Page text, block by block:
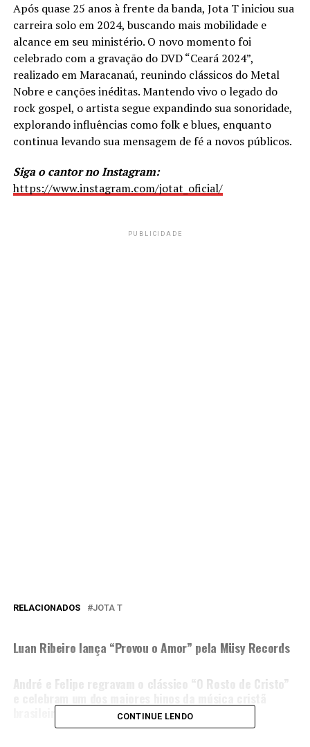
Após quase 25 anos à frente da banda, Jota T iniciou sua
carreira solo em 2024, buscando mais mobilidade e
alcance em seu ministério. O novo momento foi
celebrado com a gravação do DVD “Ceará 2024”,
realizado em Maracanaú, reunindo clássicos do Metal
Nobre e canções inéditas. Mantendo vivo o legado do
rock gospel, o artista segue expandindo sua sonoridade,
explorando influências como folk e blues, enquanto
continua levando sua mensagem de fé a novos públicos.
Siga o cantor no Instagram:
https://www.instagram.com/jotat_oficial/
PUBLICIDADE
RELACIONADOS JOTA T
Luan Ribeiro lança “Provou o Amor” pela Müsy Records
André e Felipe regravam o clássico “O Rosto de Cristo”
brasileira
CONTINUE LENDO